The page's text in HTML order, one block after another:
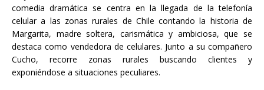
comedia dramática se centra en la llegada de la telefonía
celular a las zonas rurales de Chile contando la historia de
Margarita, madre soltera, carismática y ambiciosa, que se
destaca como vendedora de celulares. Junto a su compañero
Cucho, recorre zonas rurales buscando clientes y
exponiéndose a situaciones peculiares.